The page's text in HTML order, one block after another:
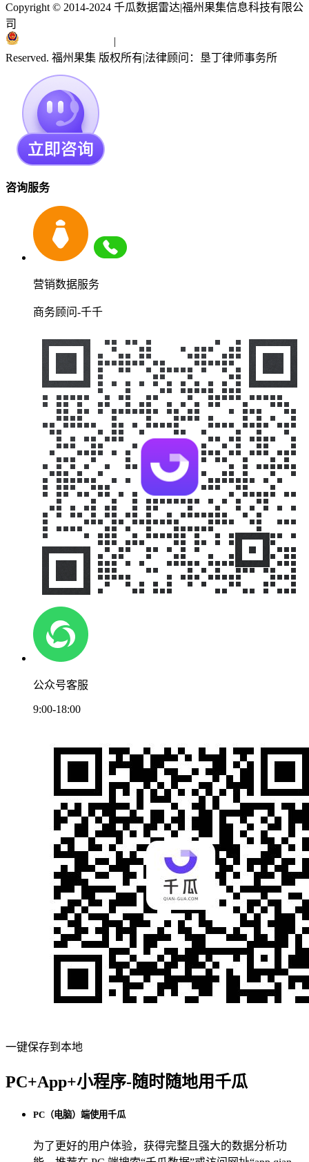
Copyright © 2014-2024 千瓜数据雷达|福州果集信息科技有限公
司
|
Reserved. 福州果集 版权所有|法律顾问：垦丁律师事务所
咨询服务
营销数据服务
商务顾问-千千
公众号客服
9:00-18:00
一键保存到本地
PC+App+小程序-随时随地用千瓜
PC（电脑）端使用千瓜
为了更好的用户体验，获得完整且强大的数据分析功